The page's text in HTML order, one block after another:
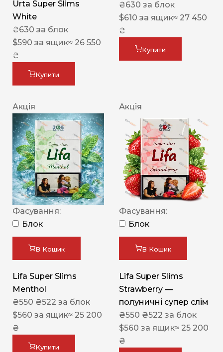
Urta Super Slims
White
₴630 за блок
$590 за ящик≈ 26 550
₴
Купити
₴630 за блок
$610 за ящик≈ 27 450
₴
Купити
Акція
Фасування:
Блок
В Кошик
Lifa Super Slims
Menthol
₴550 ₴522 за блок
$560 за ящик≈ 25 200
₴
Купити
Акція
Фасування:
Блок
В Кошик
Lifa Super Slims
Strawberry —
полуничні супер слім
₴550 ₴522 за блок
$560 за ящик≈ 25 200
₴